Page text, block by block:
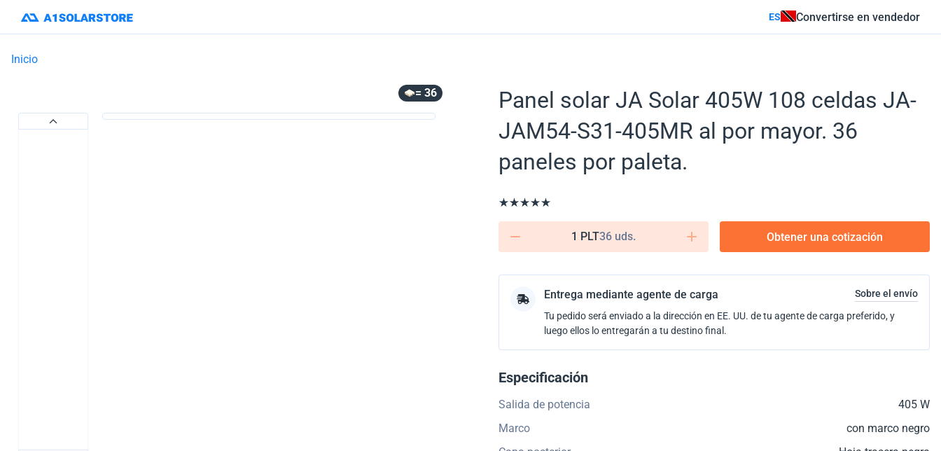
ES Convertirse en vendedor
Inicio
= 36
Panel solar JA Solar 405W 108 celdas JA-
JAM54-S31-405MR al por mayor. 36
paneles por paleta.
1 PLT36 uds. Obtener una cotización
Entrega mediante agente de carga
Sobre el envío
Tu pedido será enviado a la dirección en EE. UU. de tu agente de carga preferido, y
luego ellos lo entregarán a tu destino final.
Especificación
Salida de potencia
405 W
Marco
con marco negro